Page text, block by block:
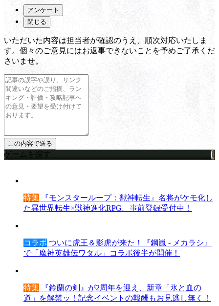
アンケート
閉じる
いただいた内容は担当者が確認のうえ、順次対応いたしま
す。個々のご意見にはお返事できないことを予めご了承くだ
さいませ。
ゲームを探す
特集 『モンスターループ：獣神転生』名将がケモ化し
た異世界転生×獣神進化RPG。事前登録受付中！
コラボ ついに虎王＆影虎が来た！『鋼嵐 - メカラシ』
で「魔神英雄伝ワタル」コラボ後半が開催！
特集 『鈴蘭の剣』が2周年を迎え、新章「氷と血の
道」を解禁ッ！記念イベントの報酬もお見逃し無く！